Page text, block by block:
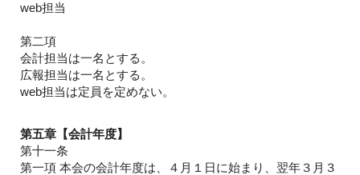
web担当
第二項
会計担当は一名とする。
広報担当は一名とする。
web担当は定員を定めない。
第五章【会計年度】
第十一条
第一項 本会の会計年度は、４月１日に始まり、翌年３月３